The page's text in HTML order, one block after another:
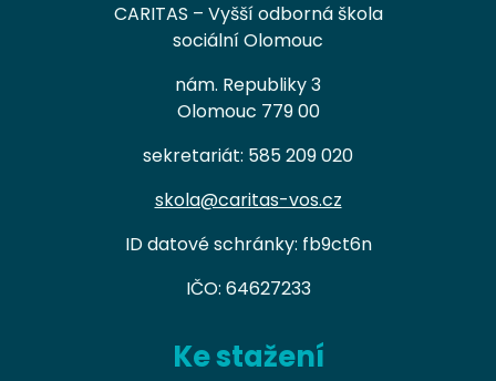
CARITAS – Vyšší odborná škola
sociální Olomouc
nám. Republiky 3
Olomouc 779 00
sekretariát: 585 209 020
skola@caritas-vos.cz
ID datové schránky: fb9ct6n
IČO: 64627233
Ke stažení